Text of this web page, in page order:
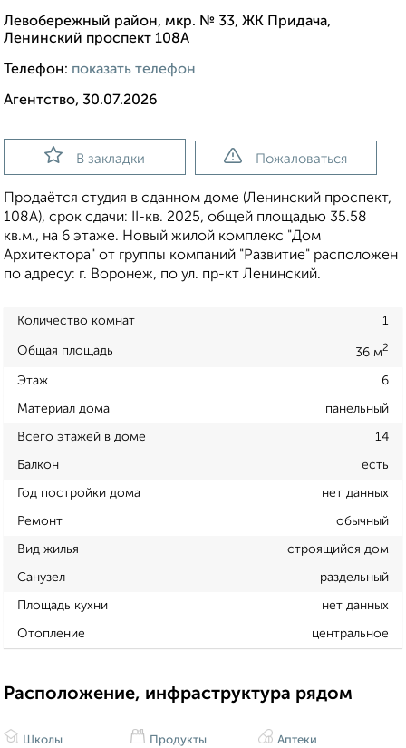
Левобережный район, мкр. № 33, ЖК Придача,
Ленинский проспект 108А
Телефон: показать телефон
Агентство, 30.07.2026
В закладки Пожаловаться
Продаётся студия в сданном доме (Ленинский проспект,
108А), срок сдачи: II-кв. 2025, общей площадью 35.58
кв.м., на 6 этаже. Новый жилой комплекс "Дом
Архитектора" от группы компаний "Развитие" расположен
по адресу: г. Воронеж, по ул. пр-кт Ленинский.
Количество комнат 1
Общая площадь 36 м2
Этаж 6
Материал дома панельный
Всего этажей в доме 14
Балкон есть
Год постройки дома нет данных
Ремонт обычный
Вид жилья строящийся дом
Санузел раздельный
Площадь кухни нет данных
Отопление центральное
Расположение, инфраструктура рядом
Школы Продукты Аптеки